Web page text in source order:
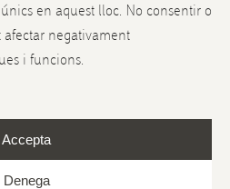
en aquest lloc. No consentir o
negativament
i funcions.
Accepta
Denega
i devolucions
Politica de privacitat
Política de galetes